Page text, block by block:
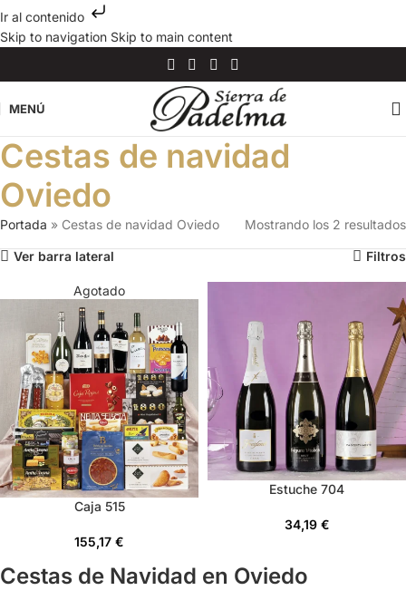
Ir al contenido
Skip to navigation Skip to main content
MENÚ
Cestas de navidad
Oviedo
Portada » Cestas de navidad Oviedo Mostrando los 2 resultados
Ver barra lateral Filtros
Agotado
Caja 515
155,17 €
Estuche 704
34,19 €
Cestas de Navidad en Oviedo